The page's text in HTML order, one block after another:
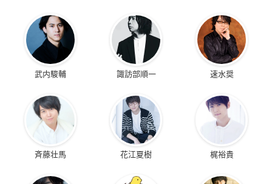
武内駿輔 諏訪部順一 速水奨
斉藤壮馬 花江夏樹 梶裕貴